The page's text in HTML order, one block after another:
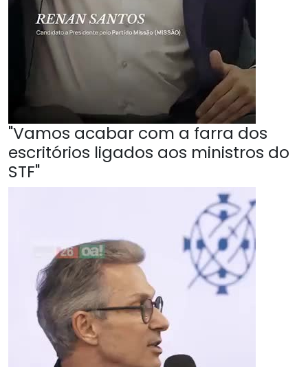
"Vamos acabar com a farra dos
escritórios ligados aos ministros do
STF"